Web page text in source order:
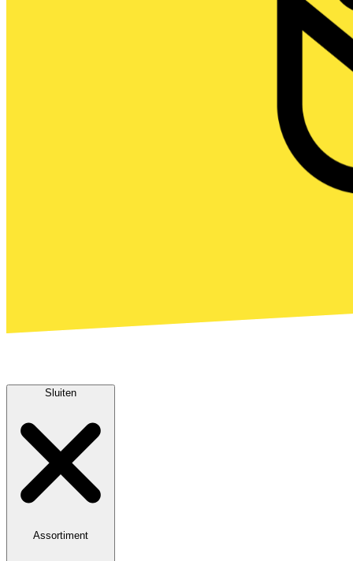
Sluiten
Assortiment